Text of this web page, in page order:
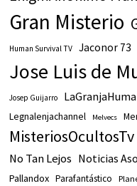
Gran Misterio
Human Survival TV Jaconor 73
Jose Luis de
Josep Guijarro
Legnalenjachannel Melvecs
MisteriosOcultosTv
No Tan Lejos Noticias
Pallandox Parafantástico